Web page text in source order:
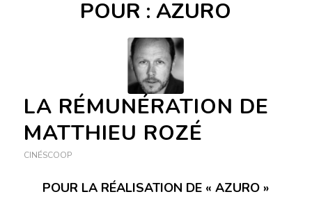
POUR :AZURO
LA RÉMUNÉRATION DE
MATTHIEU ROZÉ
CINÉSCOOP
POUR LA RÉALISATION DE « AZURO »